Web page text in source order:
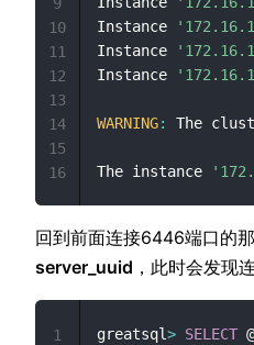
Instance
Instance
Instance
WARNING: The
The instance
10
11
12
13
14
15
16
回到前面连接6446端口的
server_uuid ，此时会发现
greatsql> SELECT @
1